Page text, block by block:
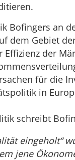
Bofingers an
dem Gebiet
Effizienz der
für die
in
schreibt
eingeholt“
jene